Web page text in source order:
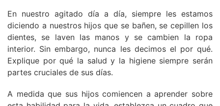
En nuestro agitado día a día, siempre les estamos
diciendo a nuestros hijos que se bañen, se cepillen los
dientes, se laven las manos y se cambien la ropa
interior. Sin embargo, nunca les decimos el por qué.
Explique por qué la salud y la higiene siempre serán
partes cruciales de sus días.
A medida que sus hijos comiencen a aprender sobre